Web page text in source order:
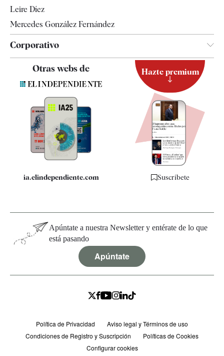
Leire Díez
Mercedes González Fernández
Corporativo
Contacto
Quiénes somos
Especificaciones
Otras webs de
ia.elindependiente.com
Hazte premium
Suscríbete
Apúntate a nuestra Newsletter y entérate de lo que
está pasando
Apúntate
Política de Privacidad
Aviso legal y Términos de uso
Condiciones de Registro y Suscripción
Políticas de Cookies
Configurar cookies